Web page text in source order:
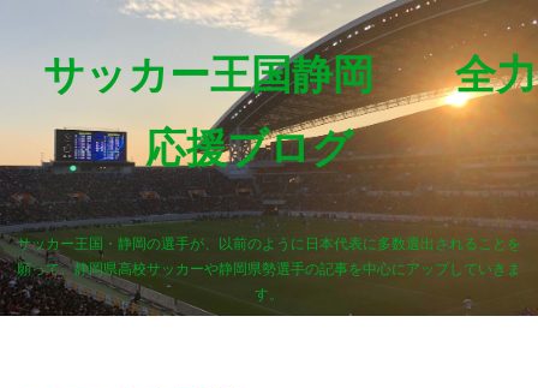
サッカー王国静岡 全力
応援ブログ
サッカー王国・静岡の選手が、以前のように日本代表に多数選出されることを
願って、静岡県高校サッカーや静岡県勢選手の記事を中心にアップしていきま
す。